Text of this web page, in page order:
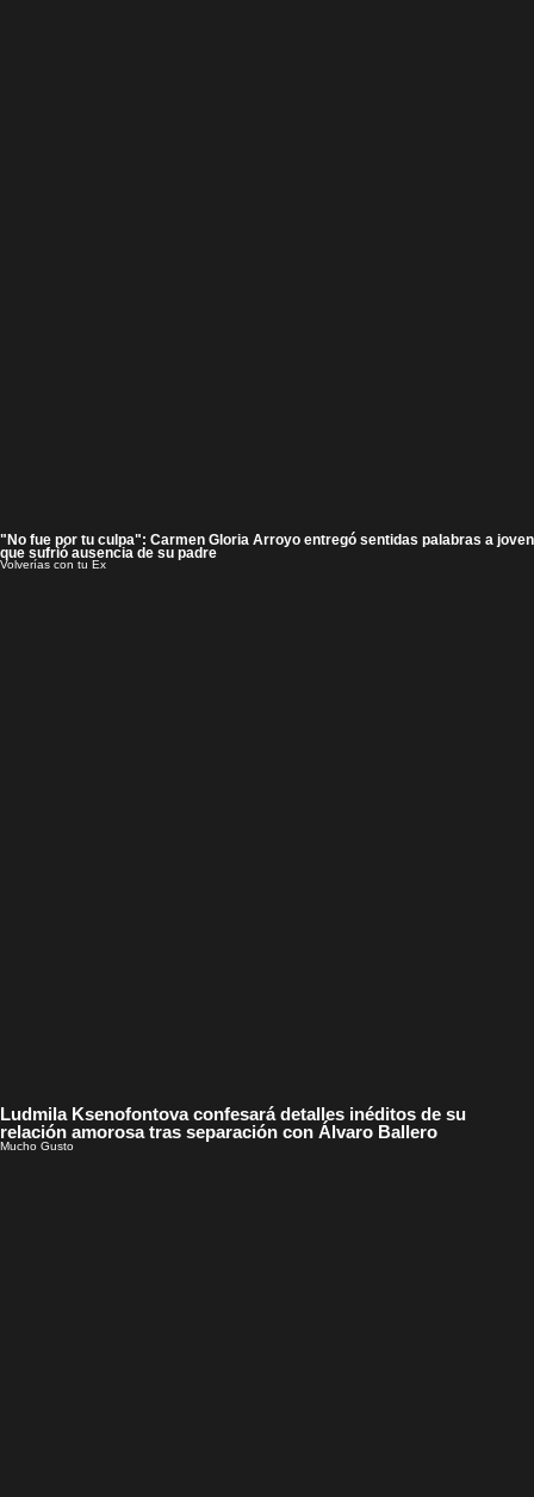
"No fue por tu culpa": Carmen Gloria Arroyo entregó sentidas palabras a joven
que sufrió ausencia de su padre
Volverías con tu Ex
Ludmila Ksenofontova confesará detalles inéditos de su
relación amorosa tras separación con Álvaro Ballero
Mucho Gusto